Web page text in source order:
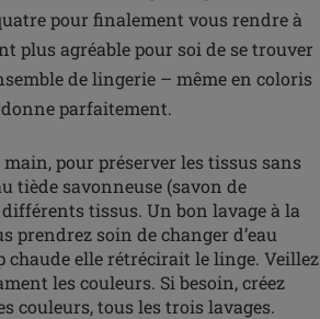
pour finalement vous rendre à
plus agréable pour soi de se trouver
de lingerie – même en coloris
parfaitement.
pour préserver les tissus sans
tiède savonneuse (savon de
tissus. Un bon lavage à la
prendrez soin de changer d’eau
chaude elle rétrécirait le linge. Veillez
les couleurs. Si besoin, créez
couleurs, tous les trois lavages.